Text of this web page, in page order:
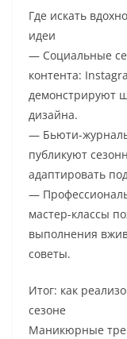
Где искать
идеи
— Социальные
контента:
демонстрируют
дизайна.
— Бьюти-
публикуют
адаптировать
—
мастер-классы
выполнения
советы.
Итог: как
сезоне
Маникюрные